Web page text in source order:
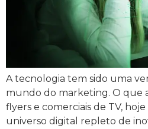
A tecnologia tem sido uma
mundo do marketing. O que
flyers e comerciais de TV,
universo digital repleto de